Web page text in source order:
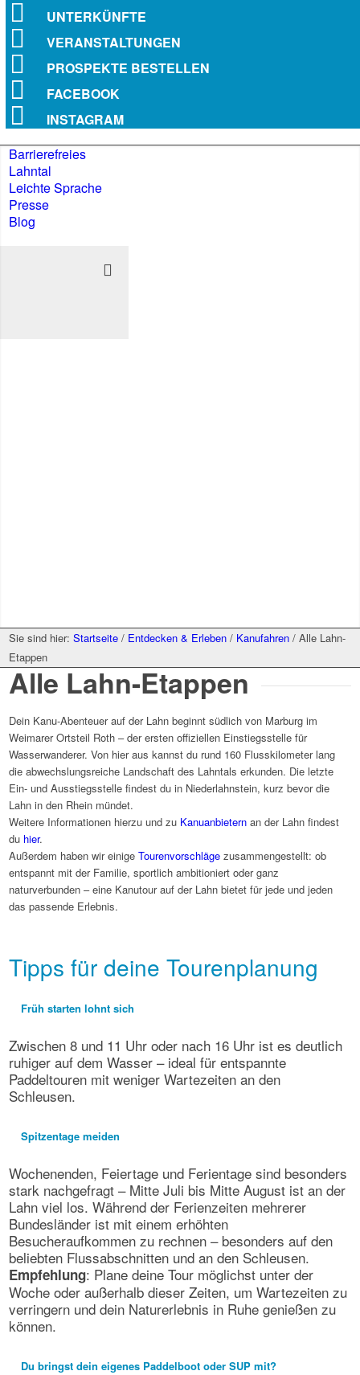
UNTERKÜNFTE
VERANSTALTUNGEN
PROSPEKTE BESTELLEN
FACEBOOK
INSTAGRAM
Barrierefreies
Lahntal
Leichte Sprache
Presse
Blog
Sie sind hier: Startseite / Entdecken & Erleben / Kanufahren / Alle Lahn-
Etappen
Alle Lahn-Etappen
Dein Kanu-Abenteuer auf der Lahn beginnt südlich von Marburg im
Weimarer Ortsteil Roth – der ersten offiziellen Einstiegsstelle für
Wasserwanderer. Von hier aus kannst du rund 160 Flusskilometer lang
die abwechslungsreiche Landschaft des Lahntals erkunden. Die letzte
Ein- und Ausstiegsstelle findest du in Niederlahnstein, kurz bevor die
Lahn in den Rhein mündet.
Weitere Informationen hierzu und zu Kanuanbietern an der Lahn findest
du hier.
Außerdem haben wir einigeTourenvorschläge zusammengestellt: ob
entspannt mit der Familie, sportlich ambitioniert oder ganz
naturverbunden – eine Kanutour auf der Lahn bietet für jede und jeden
das passende Erlebnis.
Tipps für deine Tourenplanung
Früh starten lohnt sich
Zwischen 8 und 11 Uhr oder nach 16 Uhr ist es deutlich
ruhiger auf dem Wasser – ideal für entspannte
Paddeltouren mit weniger Wartezeiten an den
Schleusen.
Spitzentage meiden
Wochenenden, Feiertage und Ferientage sind besonders
stark nachgefragt – Mitte Juli bis Mitte August ist an der
Lahn viel los. Während der Ferienzeiten mehrerer
Bundesländer ist mit einem erhöhten
Besucheraufkommen zu rechnen – besonders auf den
beliebten Flussabschnitten und an den Schleusen.
Empfehlung: Plane deine Tour möglichst unter der
Woche oder außerhalb dieser Zeiten, um Wartezeiten zu
verringern und dein Naturerlebnis in Ruhe genießen zu
können.
Du bringst dein eigenes Paddelboot oder SUP mit?